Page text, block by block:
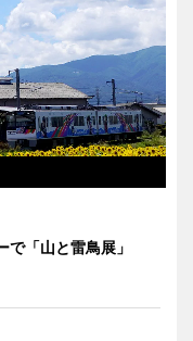
「山と雷鳥展」